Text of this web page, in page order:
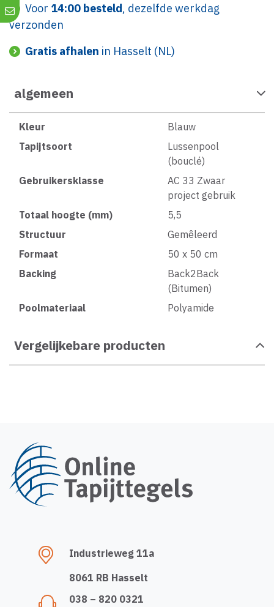
Voor 14:00 besteld, dezelfde werkdag
verzonden
Gratis afhalen in Hasselt (NL)
algemeen
Kleur
Blauw
Tapijtsoort
Lussenpool
(bouclé)
Gebruikersklasse
AC 33 Zwaar
project gebruik
Totaal hoogte (mm)
5,5
Structuur
Gemêleerd
Formaat
50 x 50 cm
Backing
Back2Back
(Bitumen)
Poolmateriaal
Polyamide
Vergelijkebare producten
Industrieweg 11a
8061 RB Hasselt
038 – 820 0321